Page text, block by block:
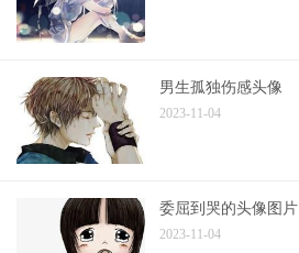
男生孤独伤感头像
2023-11-04
委屈到哭的头像图片
2023-11-04